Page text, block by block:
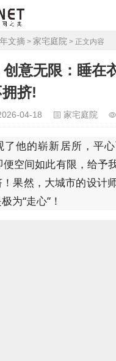
文摘 > 家宅庭院 > 正文内容
意无限：睡在
挤!
04-18 家宅庭院
了他的崭新居所，平
空间如此有限，给予
果然，大城市的设计
为“走心”！